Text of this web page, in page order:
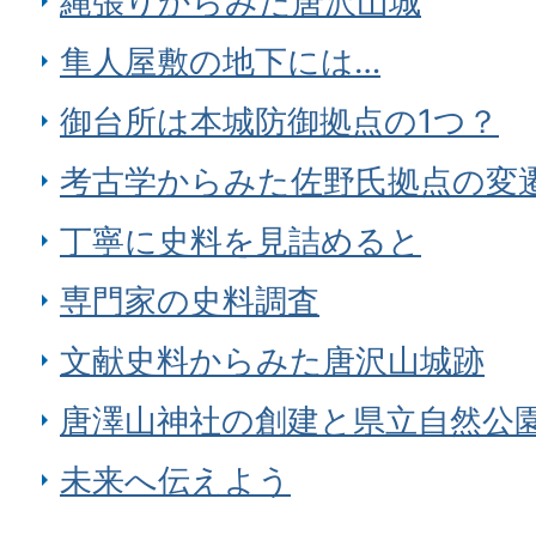
隼人屋敷の地下には…
御台所は本城防御拠点の1つ？
考古学からみた佐野氏拠点の変
丁寧に史料を見詰めると
専門家の史料調査
文献史料からみた唐沢山城跡
唐澤山神社の創建と県立自然公
未来へ伝えよう